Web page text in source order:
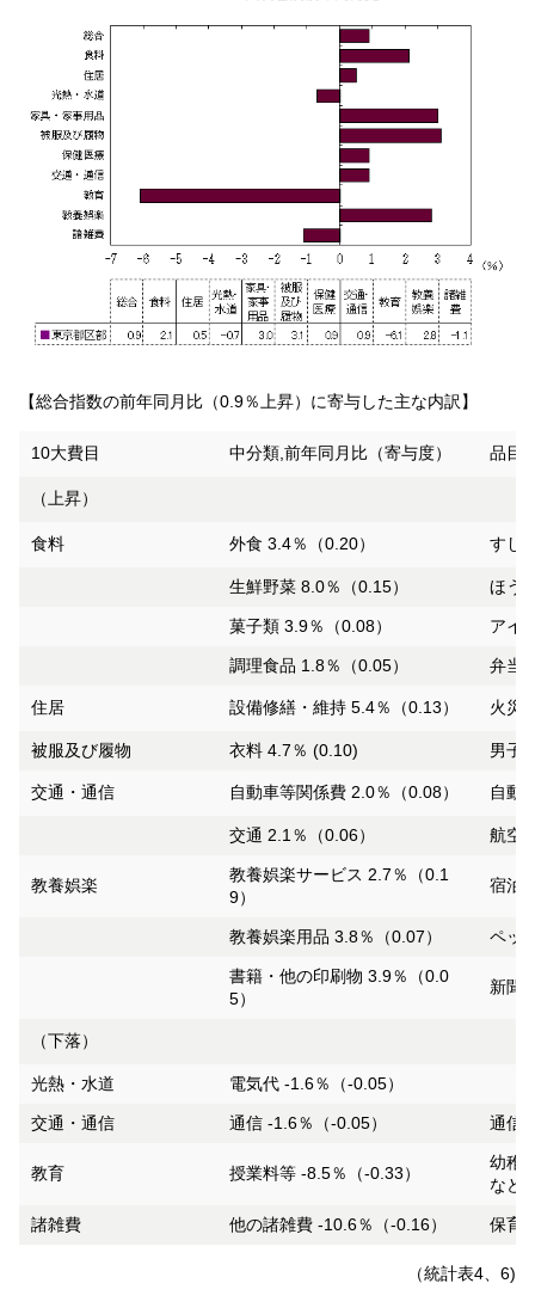
【総合指数の前年同月比（0.9％上昇）に寄与した主な内訳】
10大費目 中分類,前年同月比（寄与度） 品目,
（上昇）
食料 外食 3.4％（0.20） すし
生鮮野菜 8.0％（0.15） ほう
菓子類 3.9％（0.08） アイ
調理食品 1.8％（0.05） 弁当
住居 設備修繕・維持 5.4％（0.13） 火災
被服及び履物 衣料 4.7％ (0.10) 男子
交通・通信 自動車等関係費 2.0％（0.08） 自動
交通 2.1％（0.06） 航空
教養娯楽
教養娯楽サービス 2.7％（0.1
9）
宿泊
教養娯楽用品 3.8％（0.07） ペッ
書籍・他の印刷物 3.9％（0.0
5）
新聞
（下落）
光熱・水道 電気代 -1.6％（-0.05）
交通・通信 通信 -1.6％（-0.05） 通信
教育 授業料等 -8.5％（-0.33）
幼稚
など
諸雑費 他の諸雑費 -10.6％（-0.16） 保育
（統計表4、6)